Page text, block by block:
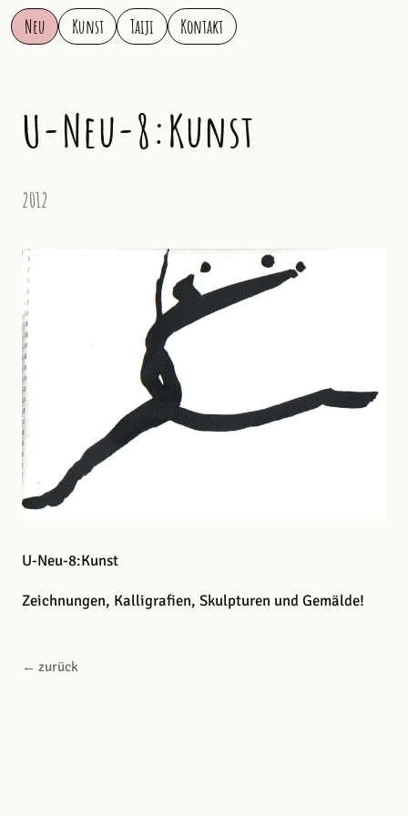
Neu Kunst Taiji Kontakt
U-Neu-8:Kunst
2012
U-Neu-8:Kunst
Zeichnungen, Kalligrafien, Skulpturen und Gemälde!​​
← zurück